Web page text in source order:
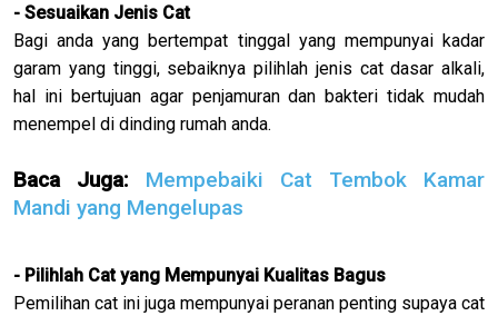
- Sesuaikan Jenis Cat
Bagi anda yang bertempat tinggal yang mempunyai kadar
garam yang tinggi, sebaiknya pilihlah jenis cat dasar alkali,
hal ini bertujuan agar penjamuran dan bakteri tidak mudah
menempel di dinding rumah anda.
Baca Juga: Mempebaiki Cat Tembok Kamar
Mandi yang Mengelupas
- Pilihlah Cat yang Mempunyai Kualitas Bagus
Pemilihan cat ini juga mempunyai peranan penting supaya cat